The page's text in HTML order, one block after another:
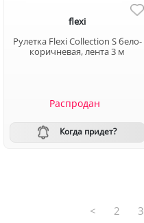
flexi
Рулетка Flexi Collection S бело-
коричневая, лента 3 м
Распродан
Когда придет?
< 2 3